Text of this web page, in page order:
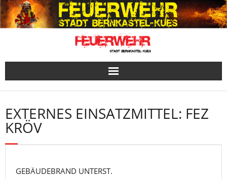
Skip
to
content
EXTERNES EINSATZMITTEL: FEZ
KRÖV
GEBÄUDEBRAND UNTERST.